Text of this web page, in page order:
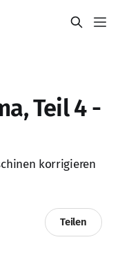
Teil 4 -
korrigieren
Teilen